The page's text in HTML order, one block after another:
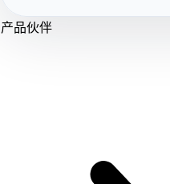
产品伙伴